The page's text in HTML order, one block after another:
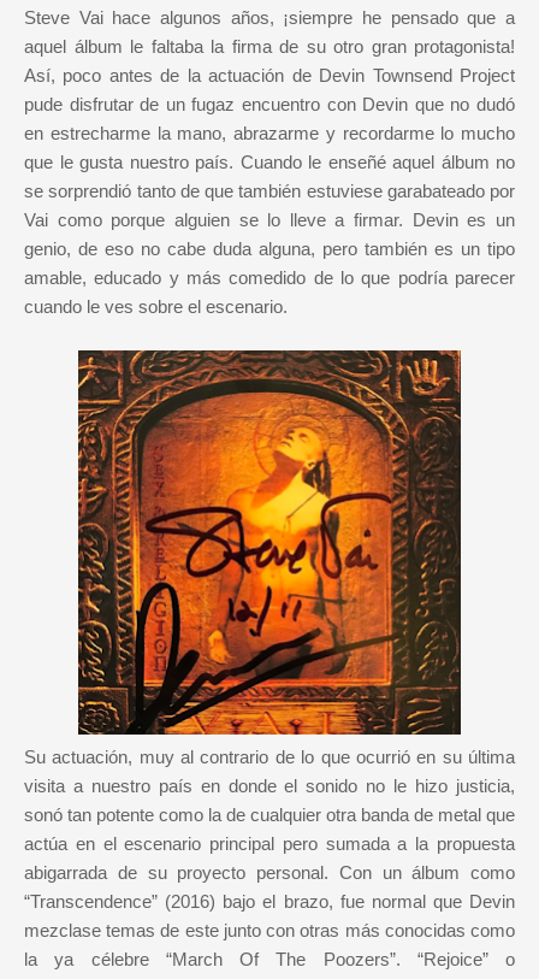
Steve Vai hace algunos años, ¡siempre he pensado que a
aquel álbum le faltaba la firma de su otro gran protagonista!
Así, poco antes de la actuación de Devin Townsend Project
pude disfrutar de un fugaz encuentro con Devin que no dudó
en estrecharme la mano, abrazarme y recordarme lo mucho
que le gusta nuestro país. Cuando le enseñé aquel álbum no
se sorprendió tanto de que también estuviese garabateado por
Vai como porque alguien se lo lleve a firmar. Devin es un
genio, de eso no cabe duda alguna, pero también es un tipo
amable, educado y más comedido de lo que podría parecer
cuando le ves sobre el escenario.
Su actuación, muy al contrario de lo que ocurrió en su última
visita a nuestro país en donde el sonido no le hizo justicia,
sonó tan potente como la de cualquier otra banda de metal que
actúa en el escenario principal pero sumada a la propuesta
abigarrada de su proyecto personal. Con un álbum como
“Transcendence” (2016) bajo el brazo, fue normal que Devin
mezclase temas de este junto con otras más conocidas como
la ya célebre “March Of The Poozers”. “Rejoice” o